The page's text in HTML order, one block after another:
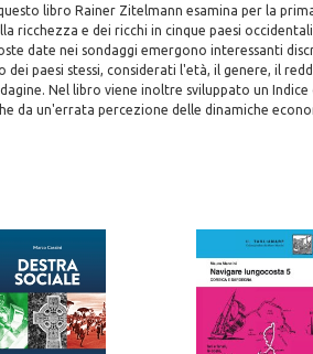
libro Rainer Zitelmann esamina per la
e dei ricchi in cinque paesi
date nei sondaggi emergono interessanti
paesi stessi, considerati l'età, il genere, il
Nel libro viene inoltre sviluppato un Indice
da un'errata percezione delle dinamiche